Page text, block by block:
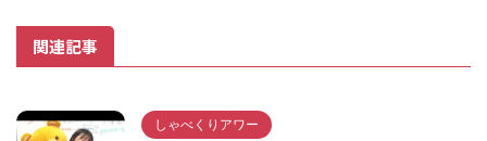
関連記事
しゃべくりアワー